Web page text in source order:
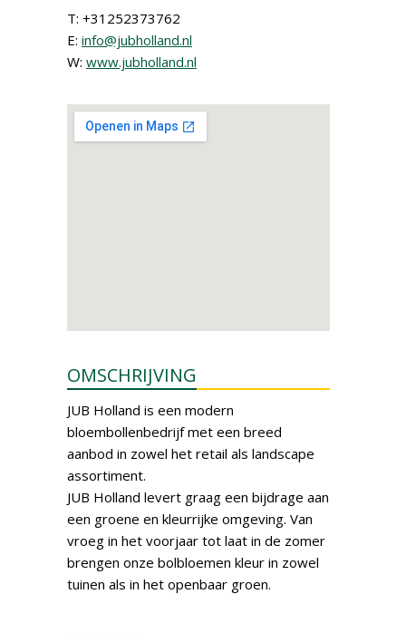
T: +31252373762
E: info@jubholland.nl
W: www.jubholland.nl
OMSCHRIJVING
JUB Holland is een modern
bloembollenbedrijf met een breed
aanbod in zowel het retail als landscape
assortiment.
JUB Holland levert graag een bijdrage aan
een groene en kleurrijke omgeving. Van
vroeg in het voorjaar tot laat in de zomer
brengen onze bolbloemen kleur in zowel
tuinen als in het openbaar groen.